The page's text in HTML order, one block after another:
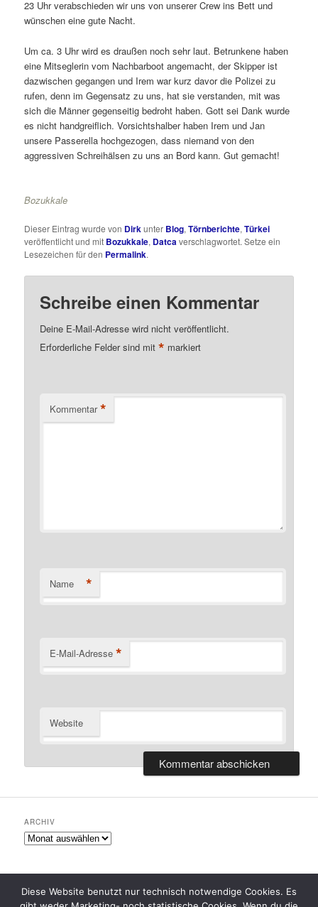
23 Uhr verabschieden wir uns von unserer Crew ins Bett und
wünschen eine gute Nacht.
Um ca. 3 Uhr wird es draußen noch sehr laut. Betrunkene haben
eine Mitseglerin vom Nachbarboot angemacht, der Skipper ist
dazwischen gegangen und Irem war kurz davor die Polizei zu
rufen, denn im Gegensatz zu uns, hat sie verstanden, mit was
sich die Männer gegenseitig bedroht haben. Gott sei Dank wurde
es nicht handgreiflich. Vorsichtshalber haben Irem und Jan
unsere Passerella hochgezogen, dass niemand von den
aggressiven Schreihälsen zu uns an Bord kann. Gut gemacht!
Bozukkale
Dieser Eintrag wurde von Dirkunter Blog,Törnberichte,Türkei
veröffentlicht und mit Bozukkale, Datcaverschlagwortet. Setze ein
Lesezeichen für den Permalink.
Schreibe einen Kommentar
Deine E-Mail-Adresse wird nicht veröffentlicht.
Erforderliche Felder sind mit* markiert
Kommentar *
Name *
E-Mail-Adresse *
Website
ARCHIV
Archiv
Diese Website benutzt nur technisch notwendige Cookies. Es